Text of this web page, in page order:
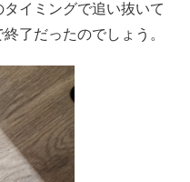
イミングで追い抜いて
了だったのでしょう。